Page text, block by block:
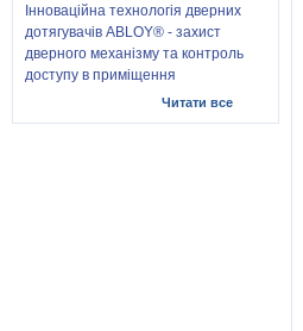
Інноваційна технологія дверних
дотягувачів ABLOY® - захист
дверного механізму та контроль
доступу в приміщення
Читати все